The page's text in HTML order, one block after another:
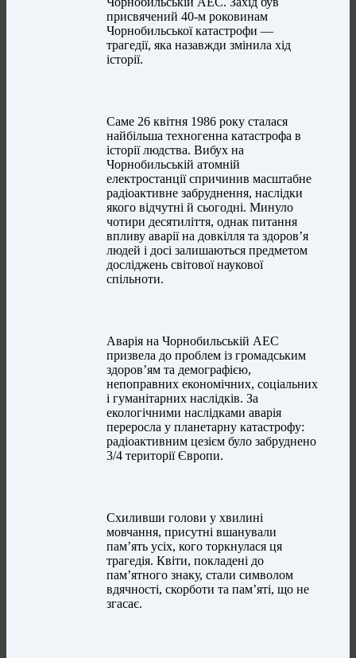
присвячений 40-м роковинам
Чорнобильської катастрофи —
трагедії, яка назавжди змінила хід
історії.
Саме 26 квітня 1986 року сталася
найбільша техногенна катастрофа в
історії людства. Вибух на
Чорнобильській атомній
електростанції спричинив масштабне
радіоактивне забруднення, наслідки
якого відчутні й сьогодні. Минуло
чотири десятиліття, однак питання
впливу аварії на довкілля та здоров’я
людей і досі залишаються предметом
досліджень світової наукової
спільноти.
Аварія на Чорнобильській АЕС
призвела до проблем із громадським
здоров’ям та демографією,
непоправних економічних, соціальних
і гуманітарних наслідків. За
екологічними наслідками аварія
переросла у планетарну катастрофу:
радіоактивним цезієм було забруднено
3/4 території Європи.
Схиливши голови у хвилині
мовчання, присутні вшанували
пам’ять усіх, кого торкнулася ця
трагедія. Квіти, покладені до
пам’ятного знаку, стали символом
вдячності, скорботи та пам’яті, що не
згасає.